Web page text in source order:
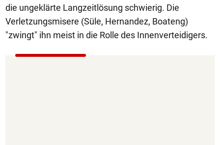
die ungeklärte Langzeitlösung schwierig. Die
Verletzungsmisere (Süle, Hernandez, Boateng)
"zwingt" ihn meist in die Rolle des Innenverteidigers.